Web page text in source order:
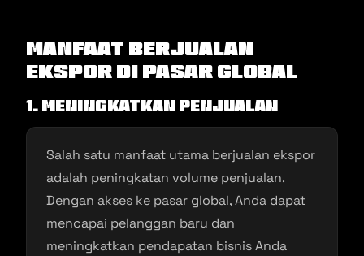
Manfaat Berjualan
Ekspor di Pasar Global
1. Meningkatkan Penjualan
Salah satu manfaat utama berjualan ekspor
adalah peningkatan volume penjualan.
Dengan akses ke pasar global, Anda dapat
mencapai pelanggan baru dan
meningkatkan pendapatan bisnis Anda